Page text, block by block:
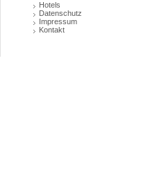
Hotels
Datenschutz
Impressum
Kontakt